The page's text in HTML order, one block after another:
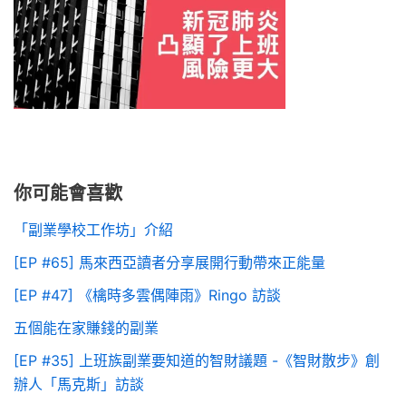
你可能會喜歡
「副業學校工作坊」介紹
[EP #65] 馬來西亞讀者分享展開行動帶來正能量
[EP #47] 《檎時多雲偶陣雨》Ringo 訪談
五個能在家賺錢的副業
[EP #35] 上班族副業要知道的智財議題 -《智財散步》創
辦人「馬克斯」訪談